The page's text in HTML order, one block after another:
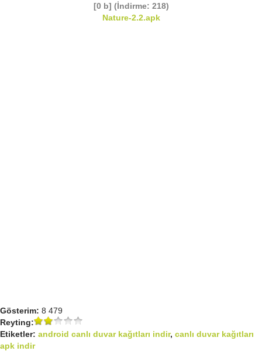
[0 b] (İndirme: 218)
Nature-2.2.apk
Gösterim: 8 479
Reyting:
Etiketler: android canlı duvar kağıtları indir, canlı duvar kağıtları
apk indir